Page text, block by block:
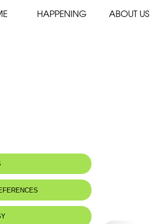
HAPPENING ABOUT US